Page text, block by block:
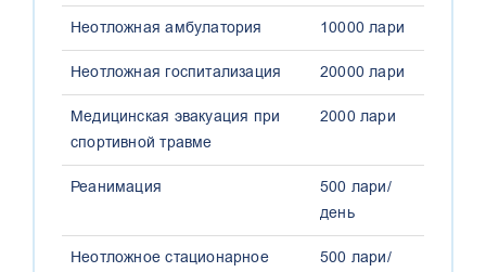
ЛИМИТ
Неотложная амбулатория 10000 лари
Неотложная госпитализация 20000 лари
Медицинская эвакуация при
спортивной травме
2000 лари
Реанимация
500 лари/
день
Неотложное стационарное
500 лари/